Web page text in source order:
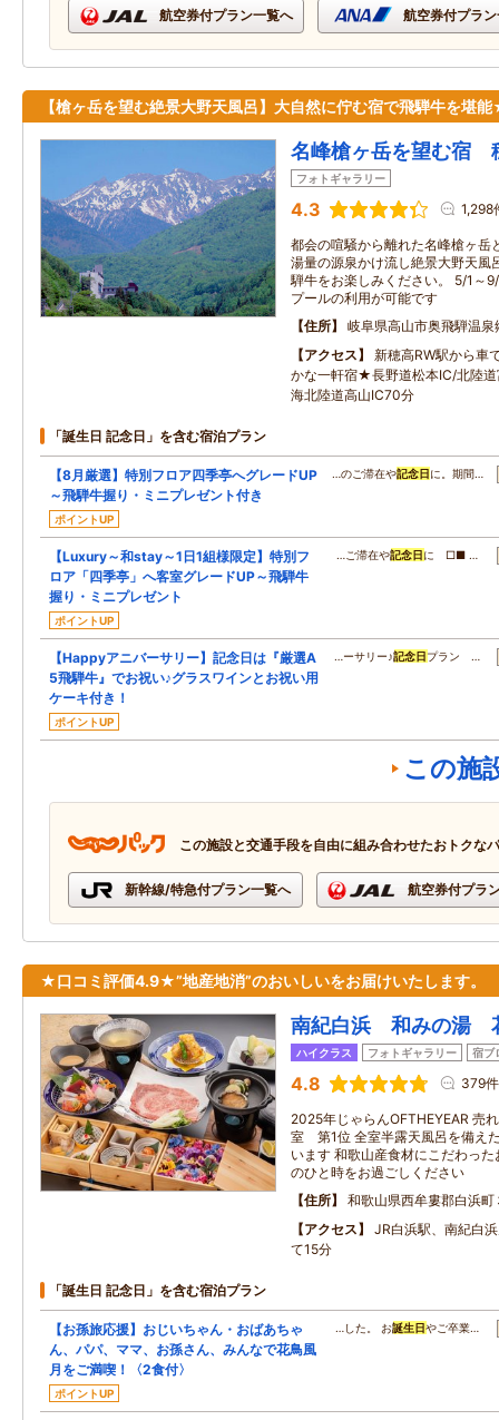
航空券付プラン一覧へ 航空券付プラ
【槍ヶ岳を望む絶景大野天風呂】大自然に佇む宿で飛騨牛を堪
名峰槍ヶ岳を望む宿
フォトギャラリー
4.3 1,298
都会の喧騒から離れた名峰槍ヶ
湯量の源泉かけ流し絶景大野天風
騨牛をお楽しみください。 5/1～
プールの利用が可能です
住所
岐阜県高山市奥飛騨温
アクセス
新穂高RW駅から車
かな一軒宿★長野道松本IC/北陸
海北陸道高山IC70分
「誕生日 記念日」を含む宿泊プラン
【8月厳選】特別フロア四季亭へグレードUP
～飛騨牛握り・ミニプレゼント付き
ポイントUP
…のご滞在や記念日 に。期間…
【Luxury～和stay～1日1組様限定】特別フ
ロア「四季亭」へ客室グレードUP～飛騨牛
握り・ミニプレゼント
ポイントUP
…ご滞在や記念日 に □■ …
【Happyアニバーサリー】記念日は『厳選A
5飛騨牛』でお祝い♪グラスワインとお祝い用
ケーキ付き！
ポイントUP
…ーサリー♪記念日 プラン …
この施
この施設と交通手段を自由に組み合わせたおトクな
新幹線/特急付プラン一覧へ 航空券付プラ
★口コミ評価4.9★”地産地消”のおいしいをお届けいたします。
南紀白浜 和みの湯
ハイクラス フォトギャラリー 宿ブ
4.8 379件
2025年じゃらんOFTHEYEAR 売
室 第1位 全室半露天風呂を備え
います 和歌山産食材にこだわっ
のひと時をお過ごしください
住所
和歌山県西牟婁郡白浜
アクセス
JR白浜駅、南紀白
て15分
「誕生日 記念日」を含む宿泊プラン
【お孫旅応援】おじいちゃん・おばあちゃ
ん、パパ、ママ、お孫さん、みんなで花鳥風
月をご満喫！〈2食付〉
ポイントUP
…した。 お誕生日やご卒業…